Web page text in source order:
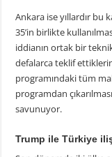
Ankara ise yıllardır bu
35’in birlikte
iddianın ortak bir
defalarca teklif
programındaki tüm
programdan
savunuyor.
Trump ile Türkiye